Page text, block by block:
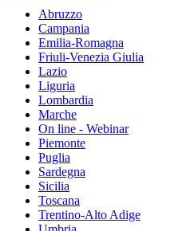
Abruzzo
Campania
Emilia-Romagna
Friuli-Venezia Giulia
Lazio
Liguria
Lombardia
Marche
On line - Webinar
Piemonte
Puglia
Sardegna
Sicilia
Toscana
Trentino-Alto Adige